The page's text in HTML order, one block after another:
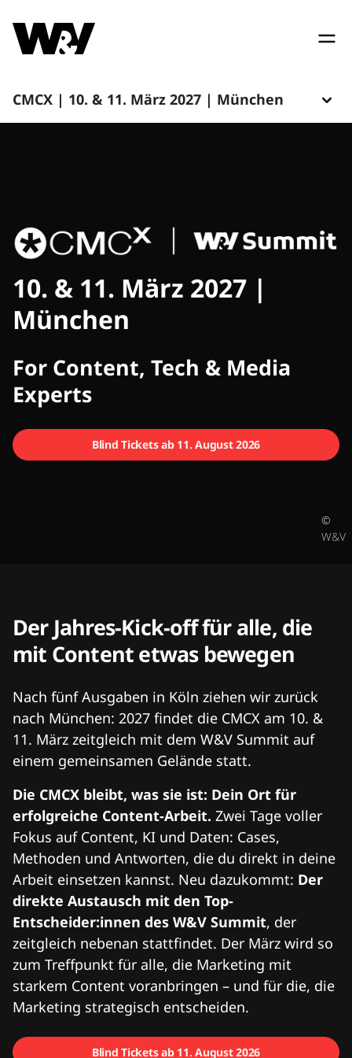
CMCX | 10. & 11. März 2027 | München
CMCX
10. & 11. März 2027 |
München
For Content, Tech & Media
Experts
Blind Tickets ab 11. August 2026
©
W&V
Der Jahres-Kick-off für alle, die
mit Content etwas bewegen
Nach fünf Ausgaben in Köln ziehen wir zurück
nach München: 2027 findet die CMCX am 10. &
11. März zeitgleich mit dem W&V Summit auf
einem gemeinsamen Gelände statt.
Die CMCX bleibt, was sie ist: Dein Ort für
erfolgreiche Content-Arbeit. Zwei Tage voller
Fokus auf Content, KI und Daten: Cases,
Methoden und Antworten, die du direkt in deine
Arbeit einsetzen kannst. Neu dazukommt: Der
direkte Austausch mit den Top-
Entscheider:innen des W&V Summit, der
zeitgleich nebenan stattfindet. Der März wird so
zum Treffpunkt für alle, die Marketing mit
starkem Content voranbringen – und für die, die
Marketing strategisch entscheiden.
Blind Tickets ab 11. August 2026